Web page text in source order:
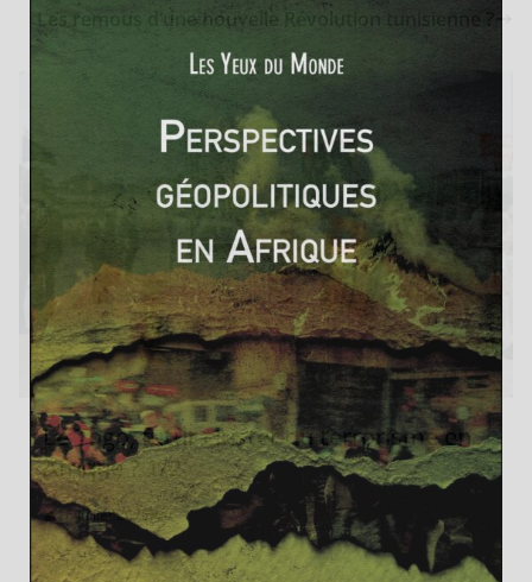
Les remous d’une nouvelle Révolution tunisienne ?
Le Togo, futur cluster du terrorisme en
Afrique ? 1/2
16 juillet 2020 0